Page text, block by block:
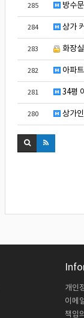
285 방수
284 상가
283 화장
282 아파
281 34평
280 상가
개인
이메
책임